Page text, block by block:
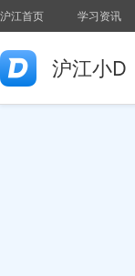
沪江首页 学习资讯
沪江小D